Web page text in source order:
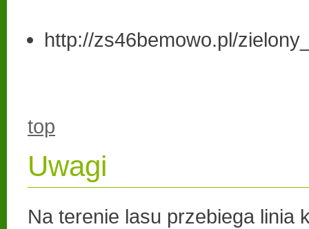
http://zs46bemowo.pl/
top
Uwagi
Na terenie lasu przebiega linia